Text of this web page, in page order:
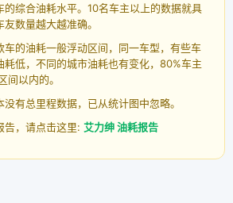
的综合油耗水平。10名车主以上的数据就具
数量越大越准确。
车的油耗一般浮动区间，同一车型，有些车
耗低，不同的城市油耗也有变化，80%车主
间以内的。
有总里程数据，已从统计图中忽略。
告，请点击这里: 艾力绅 油耗报告